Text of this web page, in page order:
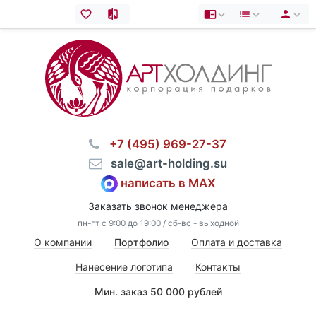
⠀+7 (495) 969-27-37
⠀sale@art-holding.su
написать в MAX
Заказать звонок менеджера
пн-пт с 9:00 до 19:00 / сб-вс - выходной
О компании Портфолио Оплата и доставка
Нанесение логотипа Контакты
Мин. заказ 50 000 рублей